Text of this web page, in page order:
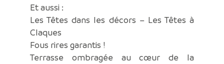
Et aussi :
Les Têtes dans les décors – Les Têtes à
Claques
Fous rires garantis !
Terrasse ombragée au cœur de la